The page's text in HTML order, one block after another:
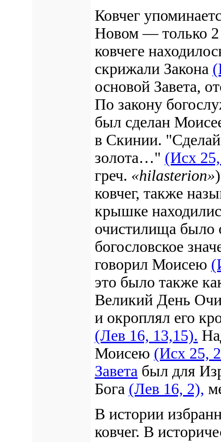
Ковчег
Новом — только
ковчеге
скрижали Закона
основой Завета,
По закону
был сделан
в Скинии.
золота…" (Исх
греч. «hilasterion»
ковчег, также
крышке
очистилища было
богословское
говорил Моисею
это было также
Великий День
и окроплял его
(Лев 16, 13,15).
Моисею (Исх 25,
Завета был для
Бога (Лев 16, 2),
В истории
ковчег. В